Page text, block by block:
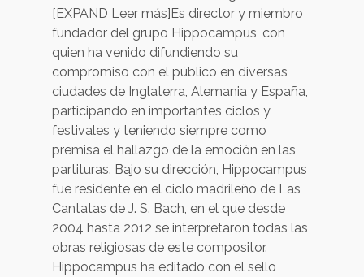
[EXPAND Leer más]Es director y miembro
fundador del grupo Hippocampus, con
quien ha venido difundiendo su
compromiso con el público en diversas
ciudades de Inglaterra, Alemania y España,
participando en importantes ciclos y
festivales y teniendo siempre como
premisa el hallazgo de la emoción en las
partituras. Bajo su dirección, Hippocampus
fue residente en el ciclo madrileño de Las
Cantatas de J. S. Bach, en el que desde
2004 hasta 2012 se interpretaron todas las
obras religiosas de este compositor.
Hippocampus ha editado con el sello